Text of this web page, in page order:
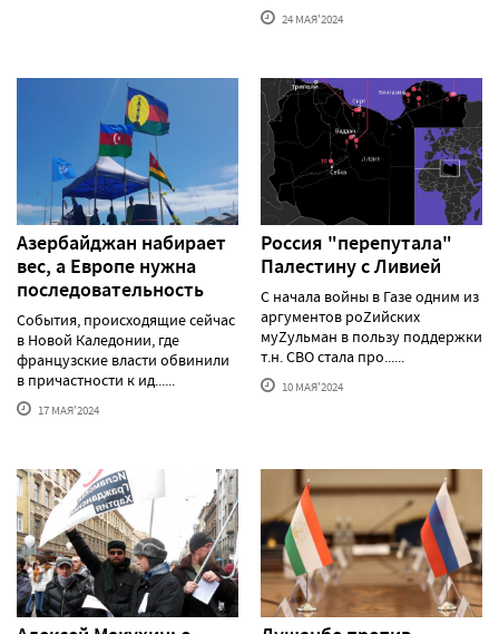
24 МАЯ'2024
Азербайджан набирает
вес, а Европе нужна
последовательность
События, происходящие сейчас
в Новой Каледонии, где
французские власти обвинили
в причастности к ид......
17 МАЯ'2024
Россия "перепутала"
Палестину с Ливией
С начала войны в Газе одним из
аргументов роZийских
муZульман в пользу поддержки
т.н. СВО стала про......
10 МАЯ'2024